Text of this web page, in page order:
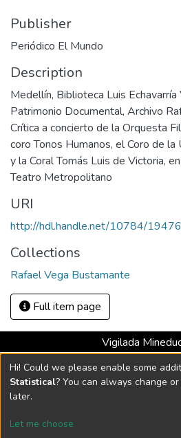
Publisher
Periódico El Mundo
Description
Medellín, Biblioteca Luis
Patrimonio Documental, Archivo
Crítica a concierto de la Orquesta
coro Tonos Humanos, el Coro de
y la Coral Tomás Luis de Victoria,
Teatro Metropolitano
URI
http://hdl.handle.net/10784/19476
Collections
Rafael Vega Bustamante
Full item page
Vigilada
Universidad con Acreditación
Resolución MEN
DSpace software copyright ©
Hi! Could we please enable some
Statistical? You can always change
later.
Let me choose